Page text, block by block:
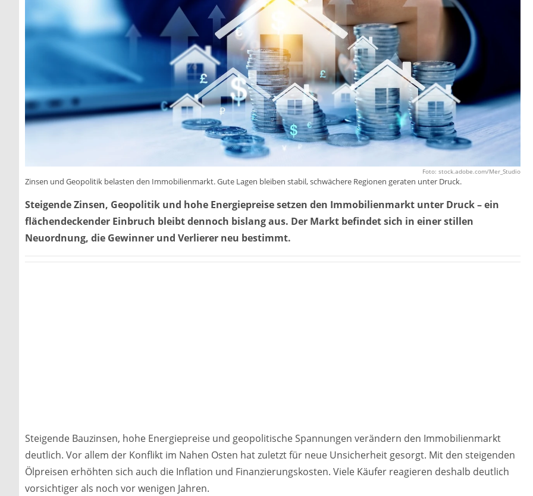
Foto: stock.adobe.com/Mer_Studio
Zinsen und Geopolitik belasten den Immobilienmarkt. Gute Lagen bleiben stabil, schwächere Regionen geraten unter Druck.
Steigende Zinsen, Geopolitik und hohe Energiepreise setzen den Immobilienmarkt unter Druck – ein
flächendeckender Einbruch bleibt dennoch bislang aus. Der Markt befindet sich in einer stillen
Neuordnung, die Gewinner und Verlierer neu bestimmt.
Steigende Bauzinsen, hohe Energiepreise und geopolitische Spannungen verändern den Immobilienmarkt
deutlich. Vor allem der Konflikt im Nahen Osten hat zuletzt für neue Unsicherheit gesorgt. Mit den steigenden
Ölpreisen erhöhten sich auch die Inflation und Finanzierungskosten. Viele Käufer reagieren deshalb deutlich
vorsichtiger als noch vor wenigen Jahren.